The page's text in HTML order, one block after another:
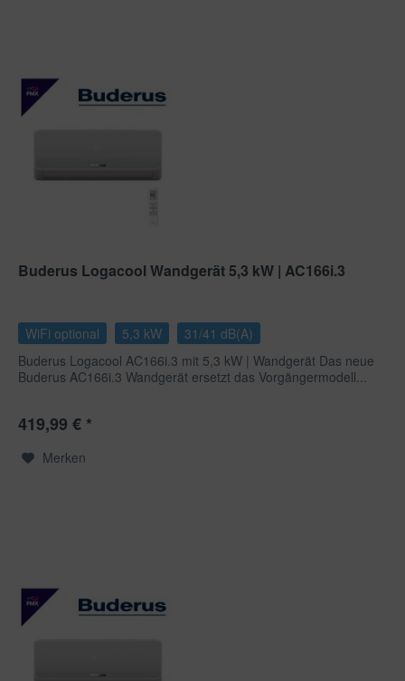
Buderus Logacool Wandgerät 5,3 kW | AC166i.3
WiFi optional 5,3 kW
31/41 dB(A)
Buderus Logacool AC166i.3 mit 5,3 kW | Wandgerät Das neue
Buderus AC166i.3 Wandgerät ersetzt das Vorgängermodell...
419,99 € *
Merken